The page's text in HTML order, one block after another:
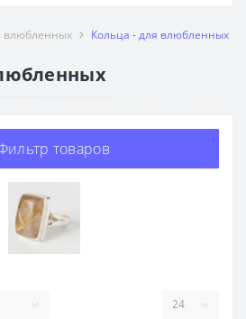
влюбленных Кольца - для влюбленных
товаров